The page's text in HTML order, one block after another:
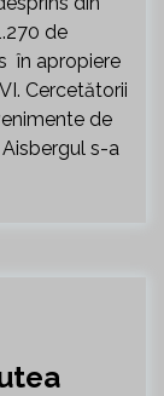
de
în apropiere
Cercetătorii
de
s-a